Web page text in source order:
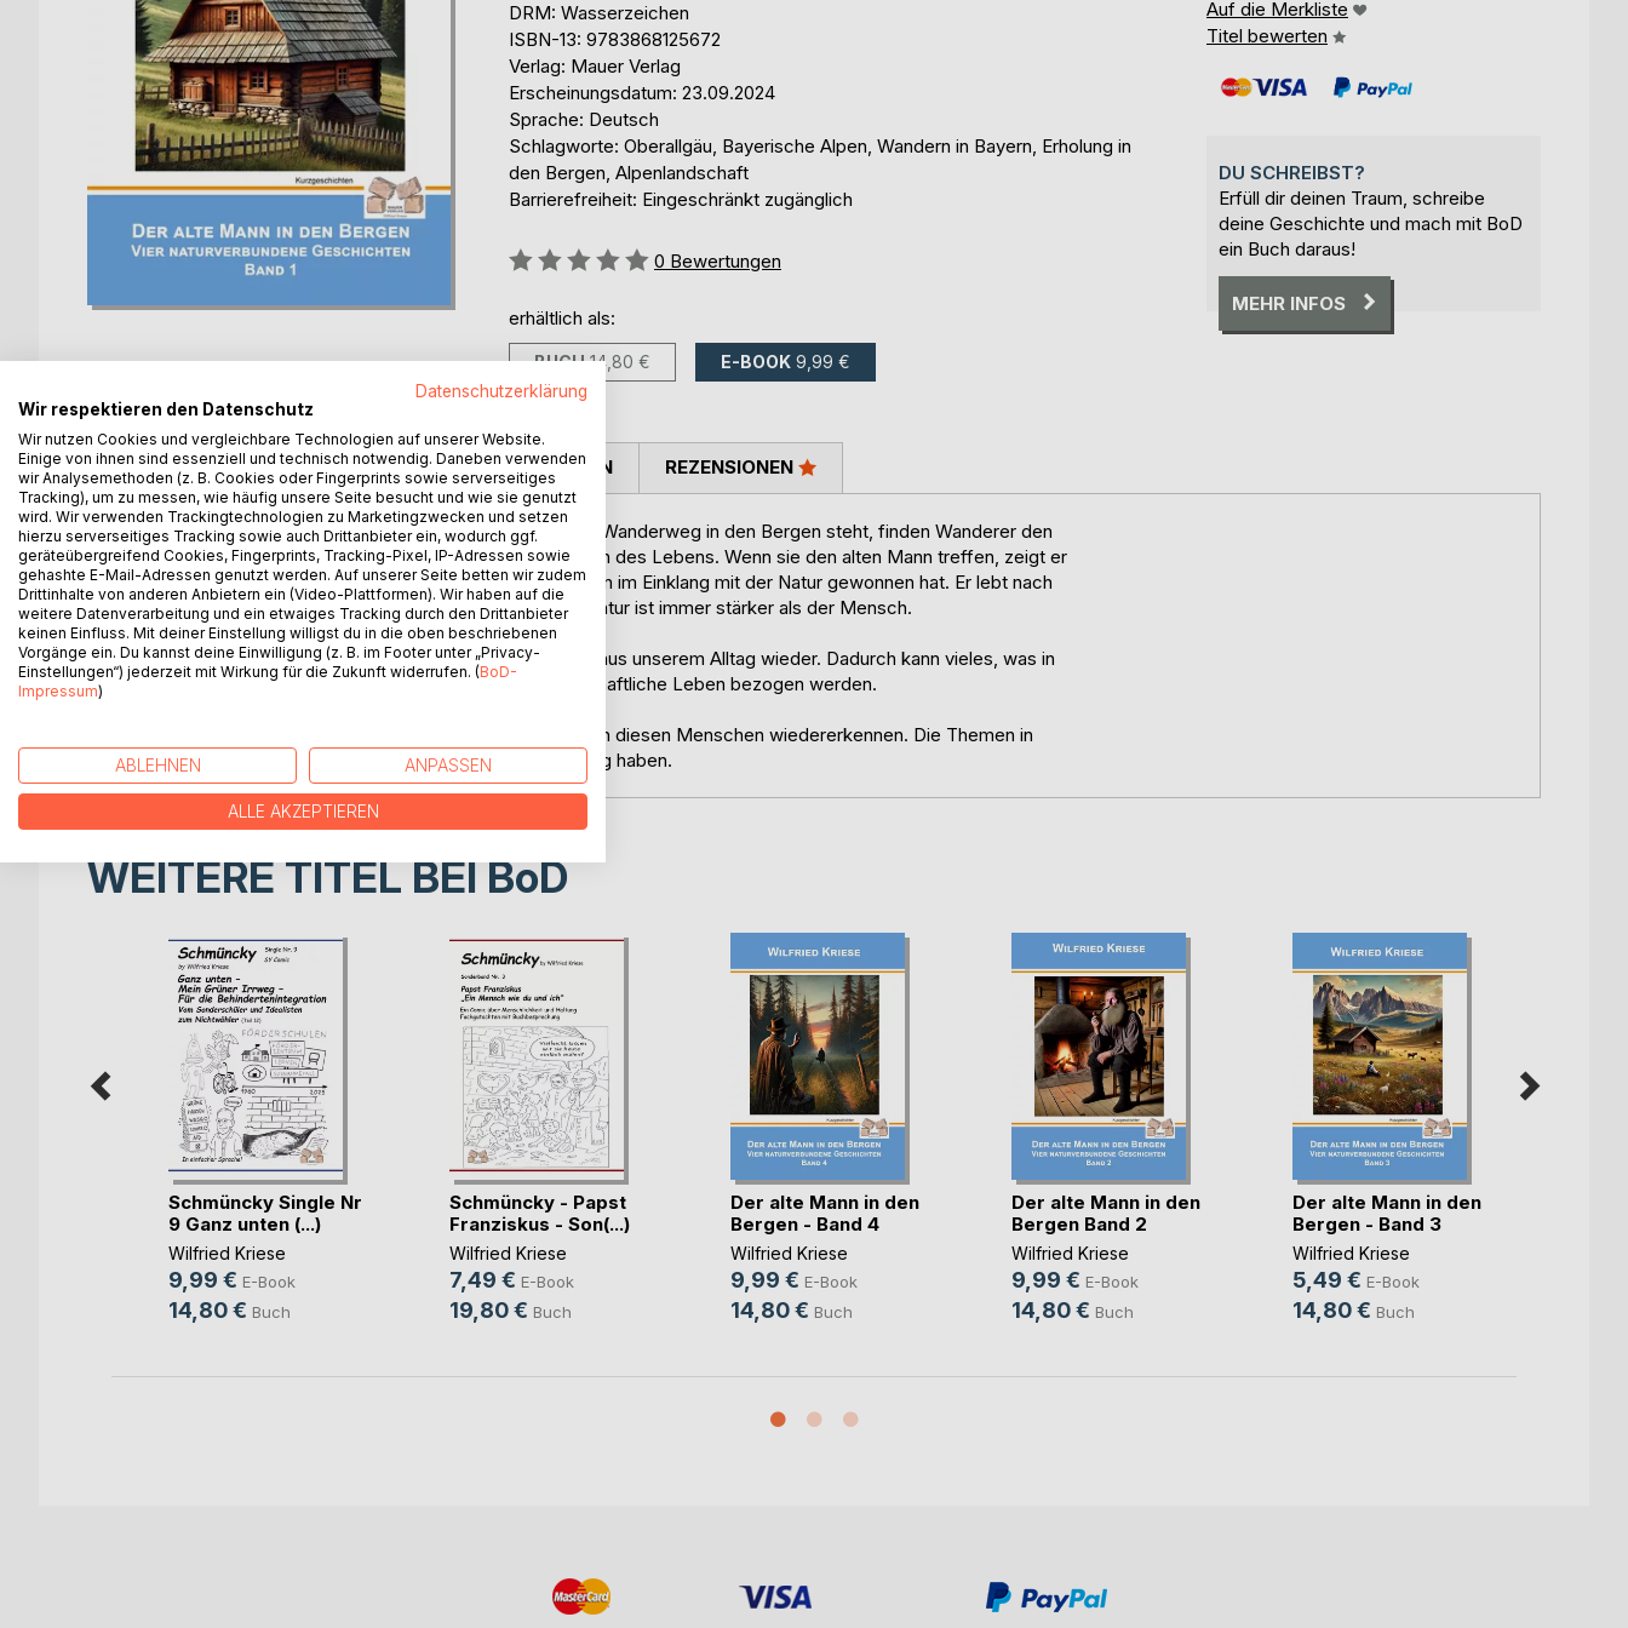
DRM: Wasserzeichen
ISBN-13: 9783868125672
Verlag: Mauer Verlag
Erscheinungsdatum: 23.09.2024
Sprache: Deutsch
Schlagworte: Oberallgäu, Bayerische Alpen, Wandern in Bayern, Erholung in
den Bergen, Alpenlandschaft
Barrierefreiheit: Eingeschränkt zugänglich
Bewertung::
0 Bewertungen
erhältlich als:
BUCH 14,80 € E-BOOK 9,99 €
Auf die Merkliste
Titel bewerten
DU SCHREIBST?
Erfüll dir deinen Traum, schreibe
deine Geschichte und mach mit BoD
ein Buch daraus!
MEHR INFOS
BESCHREIBUNG
Obwohl die Hütte des alten Mannes weit weg von jedem Wanderweg in den Bergen steht, finden Wanderer den
Weg zu ihm. Sie kommen aus unterschiedlichen Bereichen des Lebens. Wenn sie den alten Mann treffen, zeigt er
ihnen das tiefe und kluge Wissen, das er durch sein Dasein im Einklang mit der Natur gewonnen hat. Er lebt nach
dem Motto: Ich lebe mit der Natur, nicht gegen sie. Die Natur ist immer stärker als der Mensch.
Bei den Gesprächen spiegeln sich oft Lebenssituationen aus unserem Alltag wieder. Dadurch kann vieles, was in
den Geschichten vorkommt, auf das allgemeine gesellschaftliche Leben bezogen werden.
Es werden keine Namen genannt. Jeder Leser kann sich in diesen Menschen wiedererkennen. Die Themen in
diesen Gesprächen sind oft Probleme, die wir alle im Alltag haben.
AUTOR/IN PRESSESTIMMEN REZENSIONEN
WEITERE TITEL BEIBoD
Schmüncky Single Nr
9 Ganz unten (...)
Wilfried Kriese
9,99 € E-Book
14,80 € Buch
Schmüncky - Papst
Franziskus - Son(...)
Wilfried Kriese
7,49 € E-Book
19,80 € Buch
Der alte Mann in den
Bergen - Band 4
Wilfried Kriese
9,99 € E-Book
14,80 € Buch
Der alte Mann in den
Bergen Band 2
Wilfried Kriese
9,99 € E-Book
14,80 € Buch
Der alte Mann in den
Bergen - Band 3
Wilfried Kriese
5,49 € E-Book
14,80 € Buch
Datenschutzerklärung
Wir respektieren den Datenschutz
Wir nutzen Cookies und vergleichbare Technologien auf unserer Website.
Einige von ihnen sind essenziell und technisch notwendig. Daneben verwenden
wir Analysemethoden (z. B. Cookies oder Fingerprints sowie serverseitiges
Tracking), um zu messen, wie häufig unsere Seite besucht und wie sie genutzt
wird. Wir verwenden Trackingtechnologien zu Marketingzwecken und setzen
hierzu serverseitiges Tracking sowie auch Drittanbieter ein, wodurch ggf.
geräteübergreifend Cookies, Fingerprints, Tracking-Pixel, IP-Adressen sowie
gehashte E-Mail-Adressen genutzt werden. Auf unserer Seite betten wir zudem
Drittinhalte von anderen Anbietern ein (Video-Plattformen). Wir haben auf die
weitere Datenverarbeitung und ein etwaiges Tracking durch den Drittanbieter
keinen Einfluss. Mit deiner Einstellung willigst du in die oben beschriebenen
Vorgänge ein. Du kannst deine Einwilligung (z. B. im Footer unter „Privacy-
Einstellungen“) jederzeit mit Wirkung für die Zukunft widerrufen. (BoD-
Impressum)
ABLEHNEN ANPASSEN
ALLE AKZEPTIEREN